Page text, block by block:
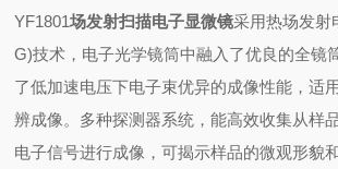
YF1801场发射扫描电子显微镜采用热场发射
G)技术，电子光学镜筒中融入了优良的全镜
了低加速电压下电子束优异的成像性能，适
辨成像。多种探测器系统，能高效收集从样
电子信号进行成像，可揭示样品的微观形貌